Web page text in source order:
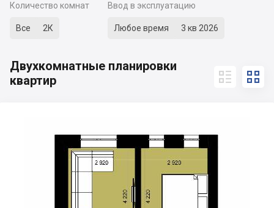
Количество комнат
Все 2К
Ввод в эксплуатацию
Любое время 3 кв 2026
Двухкомнатные планировки
квартир
 